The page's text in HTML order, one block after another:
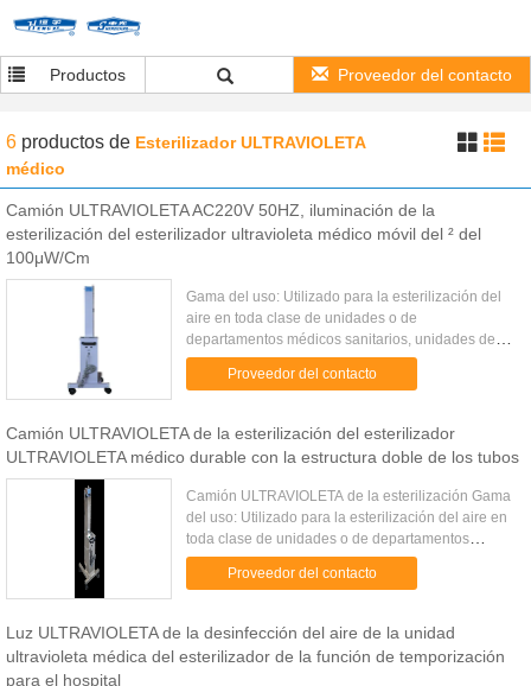
Productos Proveedor del contacto
6 productos de Esterilizador ULTRAVIOLETA
médico
Camión ULTRAVIOLETA AC220V 50HZ, iluminación de la
esterilización del esterilizador ultravioleta médico móvil del ² del
100μW/Cm
Gama del uso: Utilizado para la esterilización del
aire en toda clase de unidades o de
departamentos médicos sanitarios, unidades de
investigación científica, industria farmacéutica y
del comida-proceso, etc. ...
Proveedor del contacto
Camión ULTRAVIOLETA de la esterilización del esterilizador
ULTRAVIOLETA médico durable con la estructura doble de los tubos
Camión ULTRAVIOLETA de la esterilización Gama
del uso: Utilizado para la esterilización del aire en
toda clase de unidades o de departamentos
médicos sanitarios, unidades de investigación
científica, industria ...
Proveedor del contacto
Luz ULTRAVIOLETA de la desinfección del aire de la unidad
ultravioleta médica del esterilizador de la función de temporización
para el hospital